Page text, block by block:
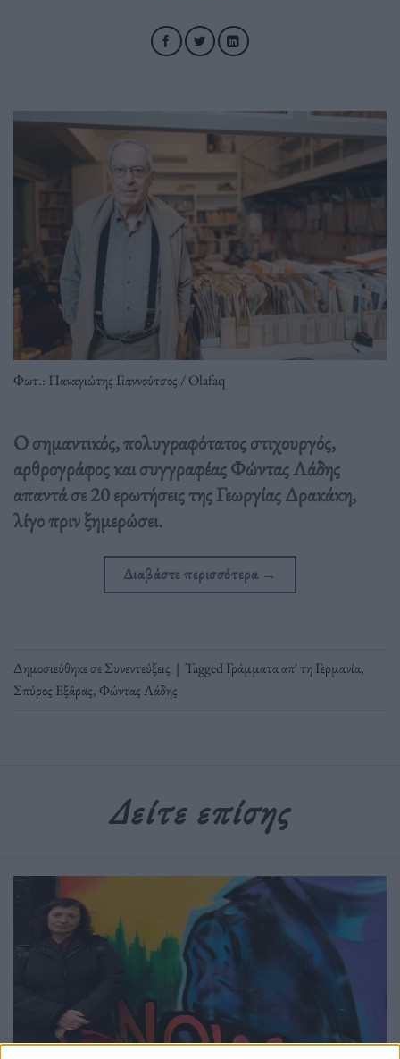
Φωτ.: Παναγιώτης Γιαννούτσος / Olafaq
Ο σημαντικός, πολυγραφότατος στιχουργός,
αρθρογράφος και συγγραφέας Φώντας Λάδης
απαντά σε 20 ερωτήσεις της Γεωργίας Δρακάκη,
λίγο πριν ξημερώσει.
Διαβάστε περισσότερα →
Δημοσιεύθηκε σεΣυνεντεύξεις | TaggedΓράμματα απ' τη Γερμανία,
Σπύρος Εξάρας, Φώντας Λάδης
Δείτε επίσης